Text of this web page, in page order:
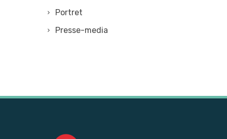
Portret
Presse-media